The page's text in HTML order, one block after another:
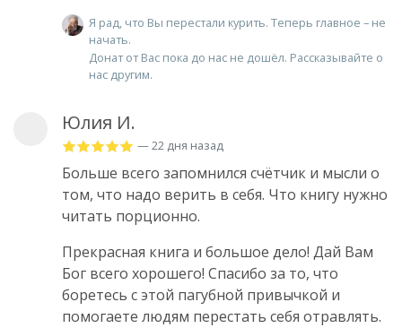
Я рад, что Вы перестали курить. Теперь главное – не
начать.
Донат от Вас пока до нас не дошёл. Рассказывайте о
нас другим.
Юлия И.
— 22 дня назад
Больше всего запомнился счётчик и мысли о
том, что надо верить в себя. Что книгу нужно
читать порционно.
Прекрасная книга и большое дело! Дай Вам
Бог всего хорошего! Спасибо за то, что
боретесь с этой пагубной привычкой и
помогаете людям перестать себя отравлять.